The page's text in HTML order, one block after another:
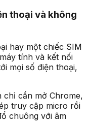
thoại và không
hay một chiếc SIM
tính và kết nối
mọi số điện thoại,
chỉ cần mở Chrome,
truy cập micro rồi
chuông với âm